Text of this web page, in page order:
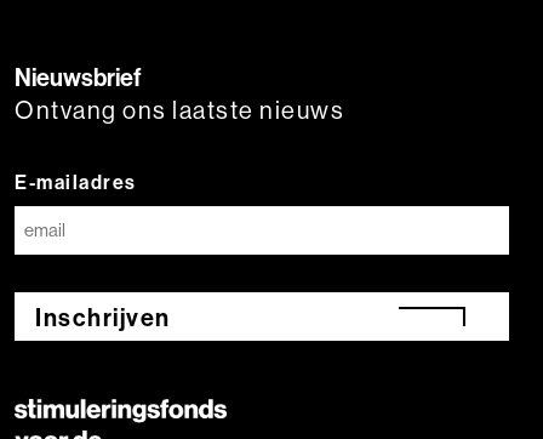
Nieuwsbrief
Ontvang ons laatste nieuws
E-mailadres
Inschrijven